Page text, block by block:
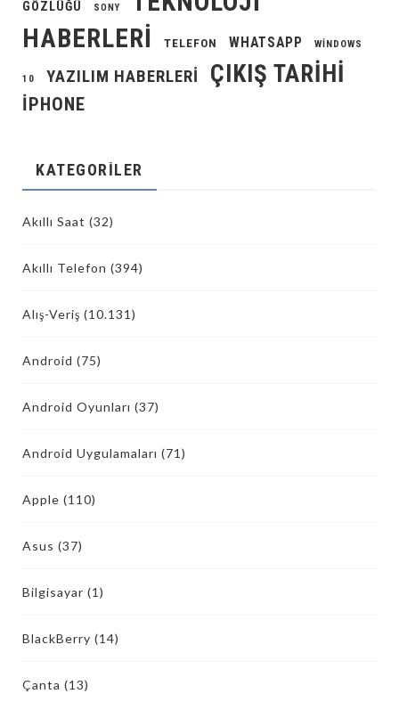
GÖZLÜĞÜ SONY
HABERLERI
TELEFON WHATSAPP WINDOWS
10 YAZILIM HABERLERI ÇIKIŞ TARIHI
İPHONE
KATEGORILER
Akıllı Saat (32)
Akıllı Telefon (394)
Alış-Veriş (10.131)
Android (75)
Android Oyunları (37)
Android Uygulamaları (71)
Apple (110)
Asus (37)
Bilgisayar (1)
BlackBerry (14)
Çanta (13)